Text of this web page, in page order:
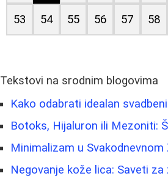
53 54 55 56 57 58
Tekstovi na srodnim blogovima
Kako odabrati idealan
Botoks, Hijaluron ili Mezoniti:
Minimalizam u
Negovanje kože lica: Saveti